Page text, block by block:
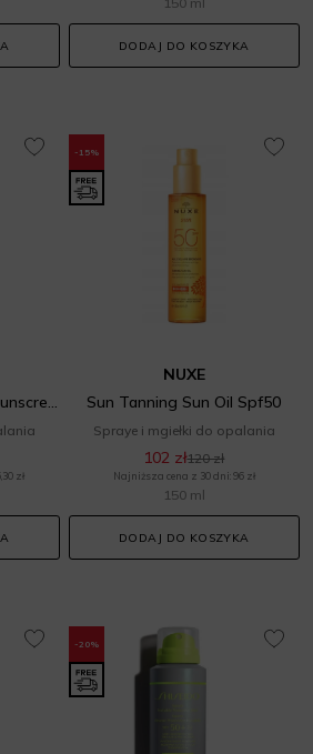
DODAJ DO KOSZYKA
Yoghurt Kids Comfort Sunscreen Spray Body + Face SPF 50
zł
-15%
NUXE
Sun Tanning Sun Oil Spf50
Spraye i mgiełki do opalania
102 zł120 zł
Najniższa cena z 30 dni: 96 zł
150 ml
DODAJ DO KOSZYKA
-20%